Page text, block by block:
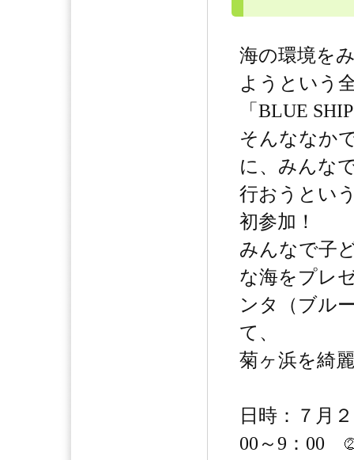
海の環境を
ようという
「BLUE
そんななか
に、みんな
行おうとい
初参加！
みんなで子
な海をプレ
ンタ（ブル
て、
菊ヶ浜を綺
日時：７月
00～9：00